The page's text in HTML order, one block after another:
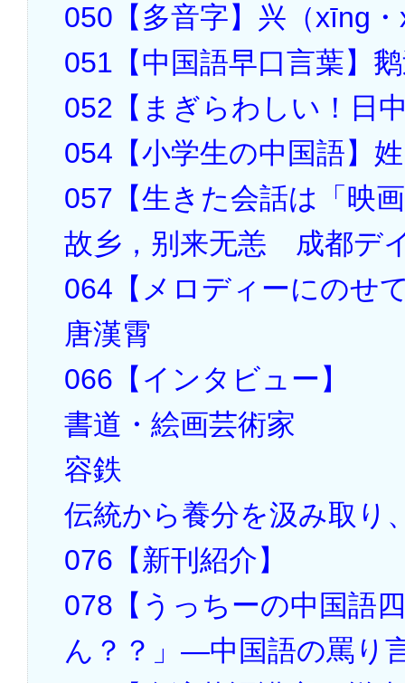
050【多音字】兴（xīng
051【中国語早口言葉】
052【まぎらわしい！日
054【小学生の中国語】
057【生きた会話は「映
故乡，别来无恙 成都デ
064【メロディーにのせ
唐漢霄
066【インタビュー】
書道・絵画芸術家
容鉄
伝統から養分を汲み取り
076【新刊紹介】
078【うっちーの中国語
ん？？」―中国語の罵り